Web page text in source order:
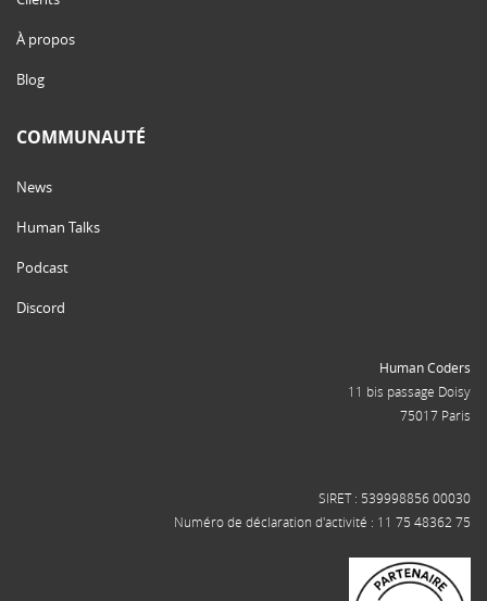
À propos
Blog
COMMUNAUTÉ
News
Human Talks
Podcast
Discord
Human Coders
11 bis passage Doisy
75017 Paris
SIRET : 539998856 00030
Numéro de déclaration d'activité : 11 75 48362 75